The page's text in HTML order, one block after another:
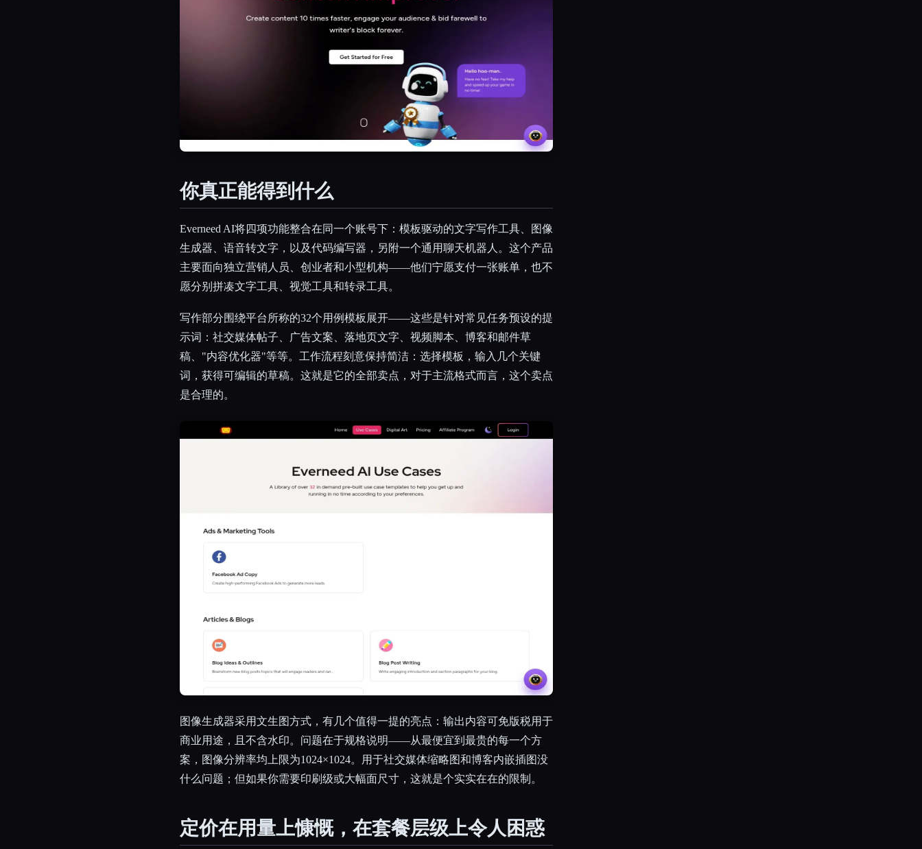
你真正能得到什么
Everneed AI将四项功能整合在同一个账号下：模板驱动的文字写作工具、图像
生成器、语音转文字，以及代码编写器，另附一个通用聊天机器人。这个产品
主要面向独立营销人员、创业者和小型机构——他们宁愿支付一张账单，也不
愿分别拼凑文字工具、视觉工具和转录工具。
写作部分围绕平台所称的32个用例模板展开——这些是针对常见任务预设的提
示词：社交媒体帖子、广告文案、落地页文字、视频脚本、博客和邮件草
稿、"内容优化器"等等。工作流程刻意保持简洁：选择模板，输入几个关键
词，获得可编辑的草稿。这就是它的全部卖点，对于主流格式而言，这个卖点
是合理的。
图像生成器采用文生图方式，有几个值得一提的亮点：输出内容可免版税用于
商业用途，且不含水印。问题在于规格说明——从最便宜到最贵的每一个方
案，图像分辨率均上限为1024×1024。用于社交媒体缩略图和博客内嵌插图没
什么问题；但如果你需要印刷级或大幅面尺寸，这就是个实实在在的限制。
定价在用量上慷慨，在套餐层级上令人困惑